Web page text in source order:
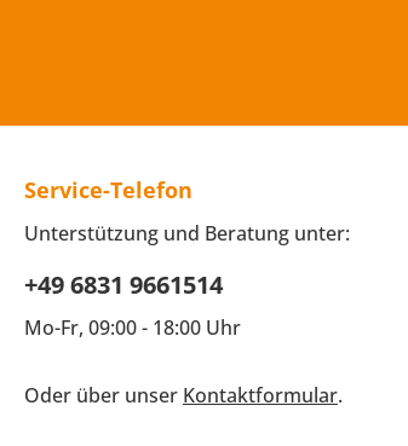
Service-Telefon
Unterstützung und Beratung unter:
+49 6831 9661514
Mo-Fr, 09:00 - 18:00 Uhr
Oder über unser Kontaktformular.